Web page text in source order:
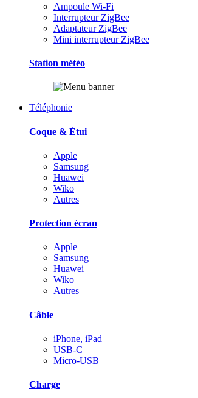
Ampoule Wi-Fi
Interrupteur ZigBee
Adaptateur ZigBee
Mini interrupteur ZigBee
Station météo
Téléphonie
Coque & Étui
Apple
Samsung
Huawei
Wiko
Autres
Protection écran
Apple
Samsung
Huawei
Wiko
Autres
Câble
iPhone, iPad
USB-C
Micro-USB
Charge